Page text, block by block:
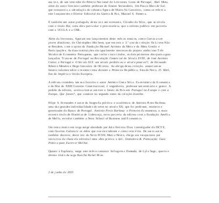
sua vez, de um vencedor do Prémio Nacional de Literatura Lions de Portugal, Abel Mota,
além de autor literário também professor do Ensino Secundário, Um Pouco Mais de Sol,
que romanceia a «desolação da infausta figura de Mário Sá Carneiro», como se refere a
este lançamento o Diretor Editorial da Guerra & Paz, Manuel S. Fonseca.
É também um autor português, desta vez um estreante, Cláudio da Silva, que se revela
com o título Boi , uma obra particular e provocatória, que a editora publica em parceria
com a UCCLA e a CML.
Além da literatura, figuram nos lançamentos deste mês os ensaios, como Cartas a um
jovem dissidente , de Christopher Hitchens, que encerra o 3.º ano da coleção Os Livros Não
se Rendem, com o apoio da Fundação Manuel António da Mota e da Mota Gestão e
Participações. As duas instituições são igualmente mecenas do projeto ambicioso Três
Séculos de Economia Portuguesa, que inclui cinco títulos, os dois primeiros dos quais agora
lançados. Trata-se dePortugal na Revolução Comercial do Século XVIII
, de José António
Cortez e Portugal e O Século XIX: um século perdido ou o século possível? , de Fernando
Ribeiro Mendes e Hugo Gonzalez de Oliveira. Ao abrigo desta coleção, anunciam-se
futuros volumes sobre o mesmo tema durante a Primeira República, Estado Novo, 25 Abril,
fim do Império e União Europeia.
A editora considera um seu favorito o autor António Costa Silva. Ex-ministro da Economia
e do Mar do XXIII Governo Constitucional, é engenheiro, professor universitário e gestor. A
pedido da editora, aceitou tentar antever o futuro do País em Portugal na Europa e com a
Europa. Que futuro?, que consiste no segundo tomo da coleção diatribe.
Filipe S. Fernandes é autor da biografia política e académica de António Pinto Barbosa,
uma das grandes individualidades do setor no século XX, que foi professor, ministro e
governador do Banco de Portugal. António Pinto Barbosa: o Primeiro Economista, o mais
recente título de Histórias de Liderança, nova parceria da editora com a Fundação Amélia
de Mello, envolve também a Nova School of Business and Economics.
Um tema muito em voga surge abordado por João Ferreira Dias, investigador do ISCTE,
comGuerras Culturais: os ódios que nos incendeiam e como vencê-los . De outro autor,
também docente, deste vez da Nova FCSH, Marco Neves, chega aos escaparates por
iniciativa da chancela editorial uma obra prática e útil, Gramática & Pontuação: Guia
Prático para Escrever Melhor.
Quanto à Euphoria, surge este mês o romance Selvagem e Domada , de Lyla Sage, quarto e
último título da saga Rancho Rebel Blue.
2 de junho de 2025